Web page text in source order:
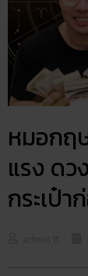
หมอกฤ
แรง ดว
กระเป๋า